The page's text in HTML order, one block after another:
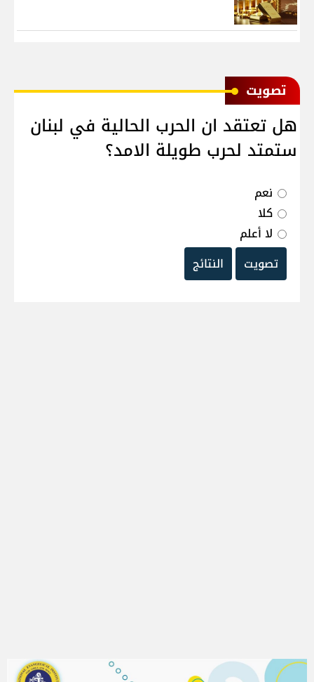
ﺗﺼﻮﻳﺖ
هل تعتقد ان الحرب الحالية في لبنان
ستمتد لحرب طويلة الامد؟
نعم
كلا
لا أعلم
تصويت
النتائج